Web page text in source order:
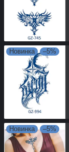
Новинка –5%
Новинка –5%